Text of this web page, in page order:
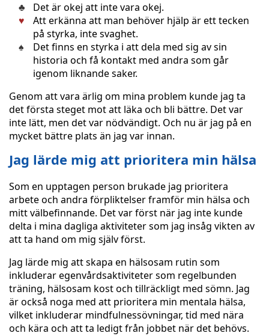
Det är okej att inte vara okej.
Att erkänna att man behöver hjälp är ett tecken
på styrka, inte svaghet.
Det finns en styrka i att dela med sig av sin
historia och få kontakt med andra som går
igenom liknande saker.
Genom att vara ärlig om mina problem kunde jag ta
det första steget mot att läka och bli bättre. Det var
inte lätt, men det var nödvändigt. Och nu är jag på en
mycket bättre plats än jag var innan.
Jag lärde mig att prioritera min hälsa
Som en upptagen person brukade jag prioritera
arbete och andra förpliktelser framför min hälsa och
mitt välbefinnande. Det var först när jag inte kunde
delta i mina dagliga aktiviteter som jag insåg vikten av
att ta hand om mig själv först.
Jag lärde mig att skapa en hälsosam rutin som
inkluderar egenvårdsaktiviteter som regelbunden
träning, hälsosam kost och tillräckligt med sömn. Jag
är också noga med att prioritera min mentala hälsa,
vilket inkluderar mindfulnessövningar, tid med nära
och kära och att ta ledigt från jobbet när det behövs.